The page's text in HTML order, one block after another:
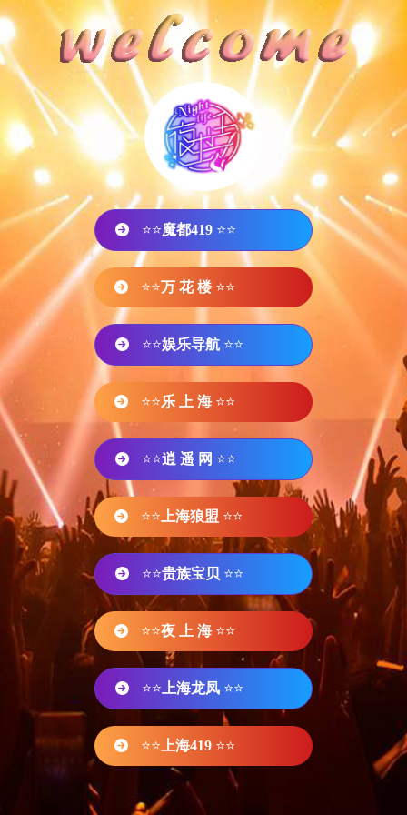
⭐⭐魔都419 ⭐⭐
⭐⭐万 花 楼 ⭐⭐
⭐⭐娱乐导航 ⭐⭐
⭐⭐乐 上 海 ⭐⭐
⭐⭐逍 遥 网 ⭐⭐
⭐⭐ 上海狼盟 ⭐⭐
⭐⭐贵族宝贝 ⭐⭐
⭐⭐夜 上 海 ⭐⭐
⭐⭐ 上海龙凤 ⭐⭐
⭐⭐ 上海419 ⭐⭐